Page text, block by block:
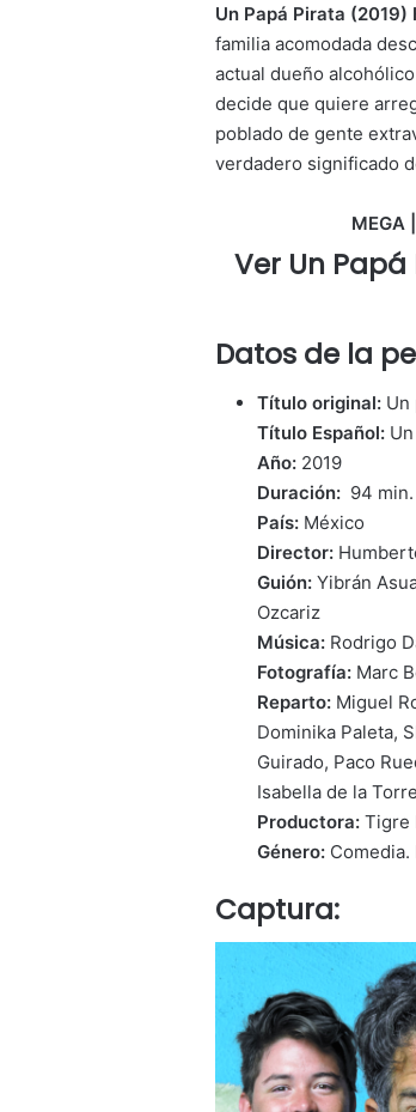
Un Papá Pirata (2019)
familia acomodada
actual dueño
decide que quiere
poblado de gente
verdadero significado
MEGA
Ver Un Papá
Datos de la
Título original:Un
Título Español:Un
Año:2019
Duración:94 min.
País:México
Director:
Guión: Yibrán
Ozcariz
Música: Rodrigo
Fotografía: Marc
Reparto: Miguel
Dominika Paleta,
Guirado, Paco
Isabella de la Torre
Productora: Tigre
Género: Comedia.
Captura: